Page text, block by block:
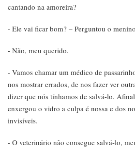
cantando na amoreira?
- Ele vai ficar bom? – Perguntou o
- Não, meu querido.
- Vamos chamar um médico de
nos mostrar errados, de nos fazer ver
dizer que nós tínhamos de salvá-lo.
enxergou o vidro a culpa é nossa e dos
invisíveis.
- O veterinário não consegue salvá-lo,